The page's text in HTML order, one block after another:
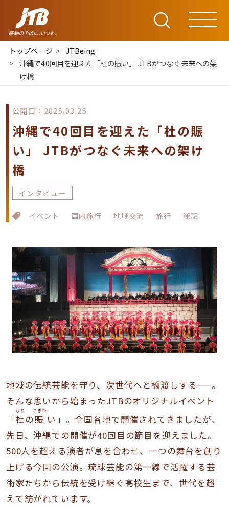
トップページ
JTBeing
沖縄で40回目を迎えた「杜の賑い」 JTBがつなぐ未来への架
け橋
公開日：2025.03.25
沖縄で40回目を迎えた「杜の賑
い」 JTBがつなぐ未来への架け
橋
インタビュー
イベント 国内旅行 地域交流 旅行 秘話
地域の伝統芸能を守り、次世代へと橋渡しする——。
そんな思いから始まったJTBのオリジナルイベント
「杜
もり
の賑
にぎわ
い 」。全国各地で開催されてきましたが、
先日、沖縄での開催が40回目の節目を迎えました。
500人を超える演者が息を合わせ、一つの舞台を創り
上げる今回の公演。琉球芸能の第一線で活躍する芸
術家たちから伝統を受け継ぐ高校生まで、世代を超
えて紡がれています。